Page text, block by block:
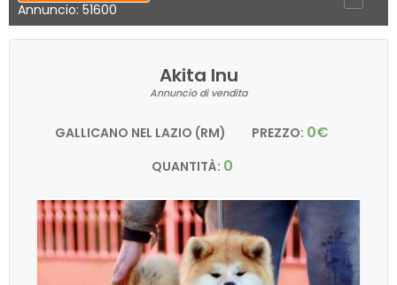
Annuncio: 51600
Akita Inu
Annuncio di vendita
GALLICANO NEL LAZIO (RM) PREZZO: 0€
QUANTITÀ: 0